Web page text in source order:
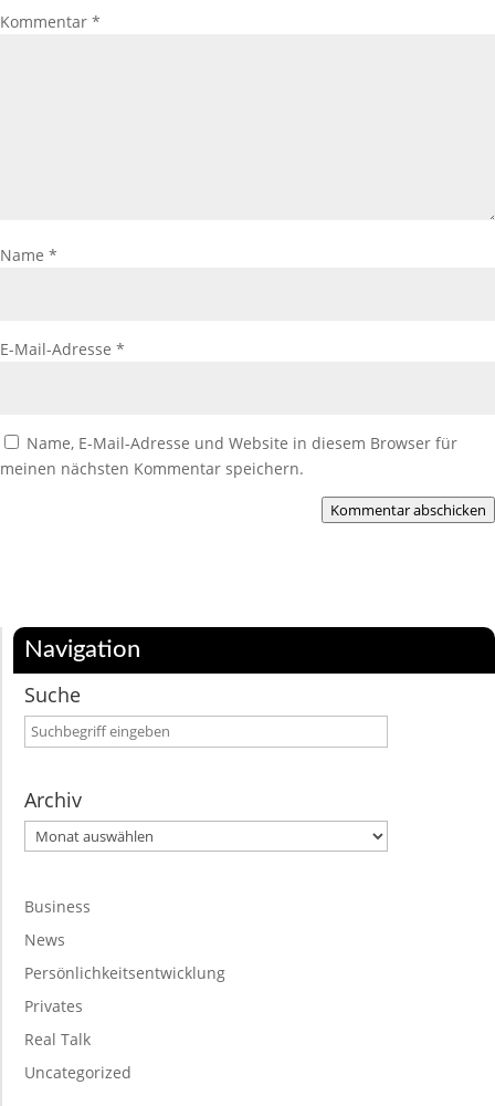
Kommentar *
Name *
E-Mail-Adresse *
Name, E-Mail-Adresse und Website in diesem Browser für
meinen nächsten Kommentar speichern.
Kommentar abschicken
Navigation
Suche
Archiv
Archiv
Business
News
Persönlichkeitsentwicklung
Privates
Real Talk
Uncategorized